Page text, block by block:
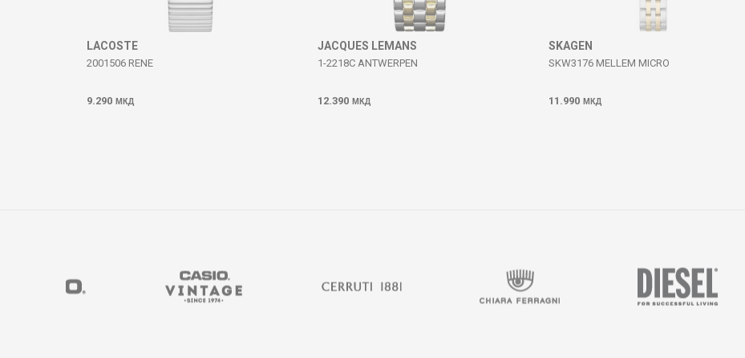
LACOSTE
2001506 RENE
9.290 МКД
JACQUES LEMANS
1-2218C ANTWERPEN
12.390 МКД
SKAGEN
SKW3176 MELLEM MICRO
11.990 МКД